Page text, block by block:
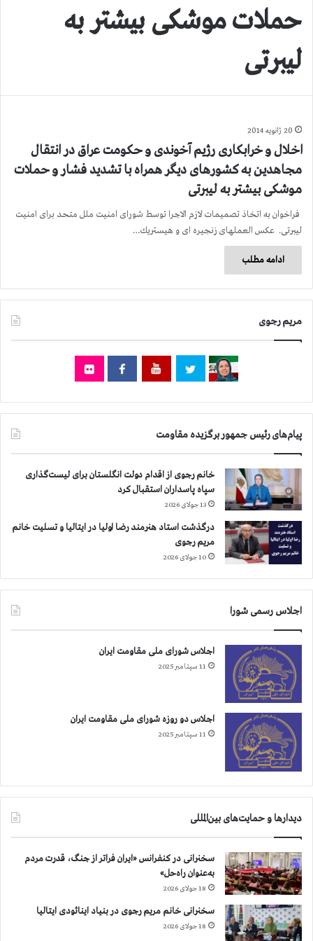
حملات موشكی بیشتر به
لیبرتی
20 ژانویه 2014
اخلال و خرابكاری رژیم آخوندی و حكومت عراق در انتقال
مجاهدین به كشورهای دیگر همراه با تشدید فشار و حملات
موشكی بیشتر به لیبرتی
فراخوان به اتخاذ تصمیمات لازم الاجرا توسط شورای امنیت ملل متحد برای امنیت
لیبرتی. عكس العملهای زنجیره ای و هیستریك…
ادامه مطلب
مریم رجوی
پیام‌های رئیس جمهور برگزیده مقاومت
خانم رجوی از اقدام دولت انگلستان برای لیست‌گذاری
سپاه پاسداران استقبال کرد
13 جولای 2026
درگذشت استاد هنرمند رضا اولیا در ایتالیا و تسلیت خانم
مریم رجوی
10 جولای 2026
اجلاس رسمی شورا
اجلاس شورای ملی مقاومت ایران
11 سپتامبر 2025
اجلاس دو روزه شورای ملی مقاومت ایران
11 سپتامبر 2025
دیدارها و حمایت‌های بین‌المللی
سخنرانی در کنفرانس «ایران فراتر از جنگ، قدرت مردم
به‌عنوان راه‌حل»
18 جولای 2026
سخنرانی خانم مریم رجوی در بنیاد اینائودی ایتالیا
18 جولای 2026